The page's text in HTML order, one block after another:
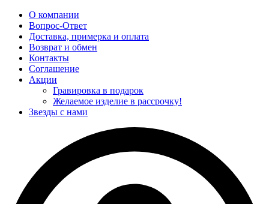
О компании
Вопрос-Ответ
Доставка, примерка и оплата
Возврат и обмен
Контакты
Соглашение
Акции
Гравировка в подарок
Желаемое изделие в рассрочку!
Звезды с нами